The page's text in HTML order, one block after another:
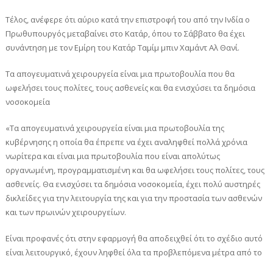
Τέλος, ανέφερε ότι αύριο κατά την επιστροφή του από την Ινδία ο
Πρωθυπουργός μεταβαίνει στο Κατάρ, όπου το Σάββατο θα έχει
συνάντηση με τον Εμίρη του Κατάρ Ταμίμ μπιν Χαμάντ Αλ Θανί.
Τα απογευματινά χειρουργεία είναι μια πρωτοβουλία που θα
ωφελήσει τους πολίτες, τους ασθενείς και θα ενισχύσει τα δημόσια
νοσοκομεία
«Τα απογευματινά χειρουργεία είναι μια πρωτοβουλία της
κυβέρνησης η οποία θα έπρεπε να έχει αναληφθεί πολλά χρόνια
νωρίτερα και είναι μια πρωτοβουλία που είναι απολύτως
οργανωμένη, προγραμματισμένη και θα ωφελήσει τους πολίτες, τους
ασθενείς. Θα ενισχύσει τα δημόσια νοσοκομεία, έχει πολύ αυστηρές
δικλείδες για την λειτουργία της και για την προστασία των ασθενών
και των πρωινών χειρουργείων.
Είναι προφανές ότι στην εφαρμογή θα αποδειχθεί ότι το σχέδιο αυτό
είναι λειτουργικό, έχουν ληφθεί όλα τα προβλεπόμενα μέτρα από το